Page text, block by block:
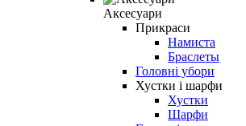
Аксесуари
Прикраси
Намиста
Браслеты
Головні убори
Хустки і шарфи
Хустки
Шарфи